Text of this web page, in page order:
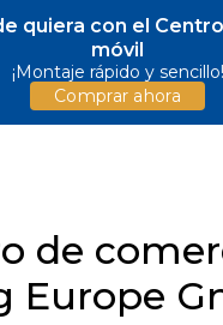
quiera con el
móvil
¡Montaje rápido y sencillo!
Comprar ahora
de
Europe